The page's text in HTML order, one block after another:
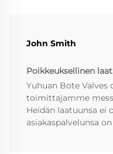
John Smith
Poikkeuksellinen
Yuhuan Bote Valves
toimittajamme
Heidän laatuunsa ei
asiakaspalvelunsa